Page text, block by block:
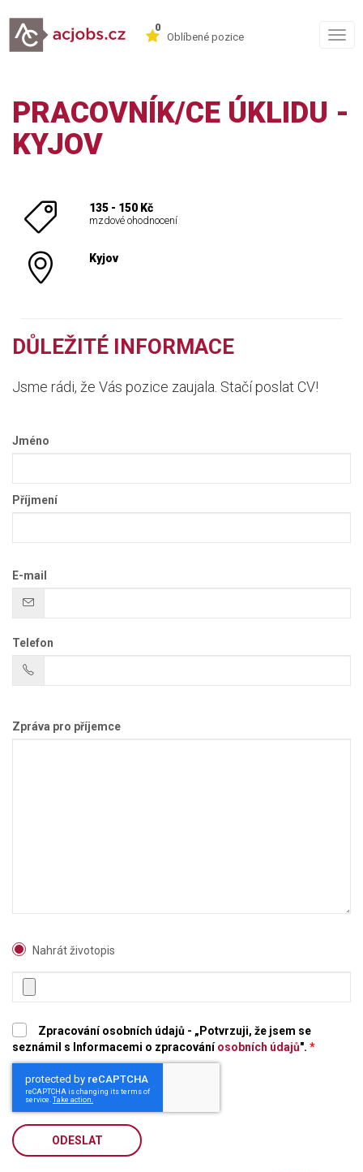
0
Oblíbené pozice
PRACOVNÍK/CE ÚKLIDU -
KYJOV
135 - 150 Kč
mzdové ohodnocení
Kyjov
DŮLEŽITÉ INFORMACE
Jsme rádi, že Vás pozice zaujala. Stačí poslat CV!
Jméno
Příjmení
E-mail
Telefon
Zpráva pro příjemce
Nahrát životopis
Zpracování osobních údajů - „Potvrzuji, že jsem se
seznámil s Informacemi o zpracováníosobních údajů". *
ODESLAT